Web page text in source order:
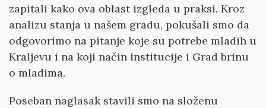
zapitali kako ova oblast izgleda u praksi. Kroz
analizu stanja u našem gradu, pokušali smo da
odgovorimo na pitanje koje su potrebe mladih u
Kraljevu i na koji način institucije i Grad brinu
o mladima.
Poseban naglasak stavili smo na složenu